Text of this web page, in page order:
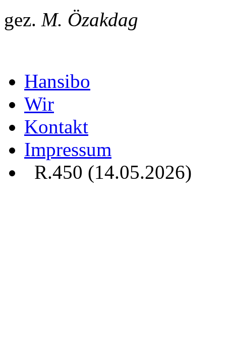
gez. M. Özakdag
Hansibo
Wir
Kontakt
Impressum
R.450 (14.05.2026)